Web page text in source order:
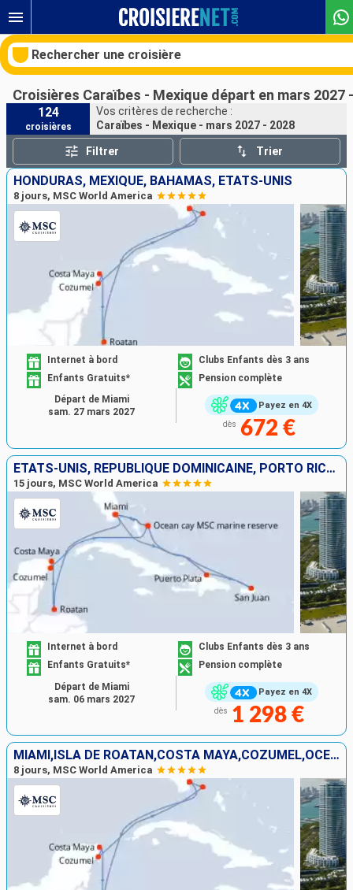
Rechercher une croisière
Nos destinations
Mois de départ
Ports
Rechercher
Croisières Caraïbes - Mexique départ en mars 2027
124
croisières
Vos critères de recherche :
Caraïbes - Mexique - mars 2027 - 2028
Filtrer Trier
HONDURAS, MEXIQUE, BAHAMAS, ÉTATS-UNIS
8 jours, MSC World America
Payez en 4X
Internet à bord
Clubs Enfants dès 3 ans
Enfants Gratuits*
Pension complète
dès 672 €
Départ de Miami
sam. 27 mars 2027
ÉTATS-UNIS, RÉPUBLIQUE DOMINICAINE, PORTO RICO, HONDURAS, MEXIQUE, BAHAMAS
15 jours, MSC World America
Payez en 4X
Internet à bord
Clubs Enfants dès 3 ans
Enfants Gratuits*
Pension complète
dès 1 298 €
Départ de Miami
sam. 06 mars 2027
MIAMI,ISLA DE ROATAN,COSTA MAYA,COZUMEL,OCEAN CAY,MIAMI
8 jours, MSC World America